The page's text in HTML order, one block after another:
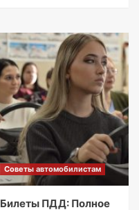
Советы автомобилистам
Билеты ПДД: Полное